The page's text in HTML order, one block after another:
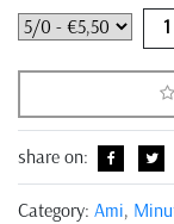
share on:
Category: Ami,